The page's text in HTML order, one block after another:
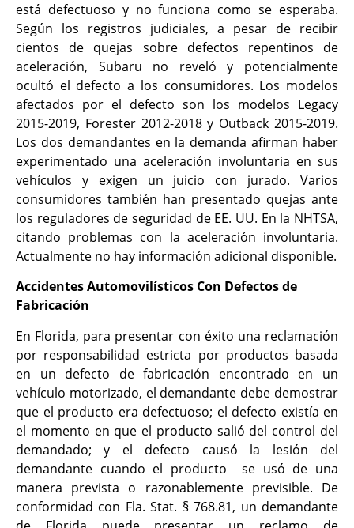
está defectuoso y no funciona como se esperaba.
Según los registros judiciales, a pesar de recibir
cientos de quejas sobre defectos repentinos de
aceleración, Subaru no reveló y potencialmente
ocultó el defecto a los consumidores. Los modelos
afectados por el defecto son los modelos Legacy
2015-2019, Forester 2012-2018 y Outback 2015-2019.
Los dos demandantes en la demanda afirman haber
experimentado una aceleración involuntaria en sus
vehículos y exigen un juicio con jurado. Varios
consumidores también han presentado quejas ante
los reguladores de seguridad de EE. UU. En la NHTSA,
citando problemas con la aceleración involuntaria.
Actualmente no hay información adicional disponible.
Accidentes Automovilísticos Con Defectos de
Fabricación
En Florida, para presentar con éxito una reclamación
por responsabilidad estricta por productos basada
en un defecto de fabricación encontrado en un
vehículo motorizado, el demandante debe demostrar
que el producto era defectuoso; el defecto existía en
el momento en que el producto salió del control del
demandado; y el defecto causó la lesión del
demandante cuando el producto se usó de una
manera prevista o razonablemente previsible. De
conformidad con Fla. Stat. § 768.81, un demandante